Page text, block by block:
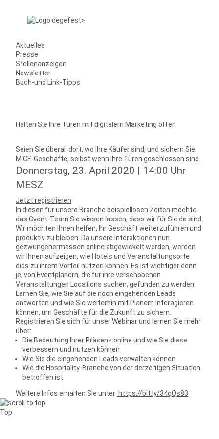
Aktuelles
Presse
Stellenanzeigen
Newsletter
Buch-und Link-Tipps
Halten Sie Ihre Türen mit digitalem Marketing offen
Seien Sie überall dort, wo Ihre Käufer sind, und sichern Sie
MICE-Geschäfte, selbst wenn Ihre Türen geschlossen sind.
Donnerstag, 23. April 2020 | 14:00 Uhr
MESZ
Jetzt registrieren
In diesen für unsere Branche beispiellosen Zeiten möchte
das Cvent-Team Sie wissen lassen, dass wir für Sie da sind.
Wir möchten Ihnen helfen, Ihr Geschäft weiterzuführen und
produktiv zu bleiben. Da unsere Interaktionen nun
gezwungenermassen online abgewickelt werden, werden
wir Ihnen aufzeigen, wie Hotels und Veranstaltungsorte
dies zu ihrem Vorteil nutzen können. Es ist wichtiger denn
je, von Eventplanern, die für ihre verschobenen
Veranstaltungen Locations suchen, gefunden zu werden.
Lernen Sie, wie Sie auf die noch eingehenden Leads
antworten und wie Sie weiterhin mit Planern interagieren
können, um Geschäfte für die Zukunft zu sichern.
Registrieren Sie sich für unser Webinar und lernen Sie mehr
über:
Die Bedeutung Ihrer Präsenz online und wie Sie diese
verbessern und nutzen können
Wie Sie die eingehenden Leads verwalten können
Wie die Hospitality-Branche von der derzeitigen Situation
betroffen ist
Weitere Infos erhalten Sie unter: https://bit.ly/34qQs83
Top